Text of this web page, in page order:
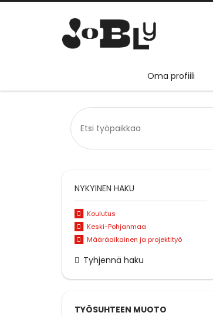
Oma profiili
NYKYINEN HAKU
Koulutus
Keski-Pohjanmaa
Määräaikainen ja projektityö
Tyhjennä haku
TYÖSUHTEEN MUOTO